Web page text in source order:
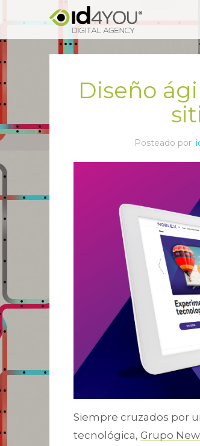
Diseño
Posteado por
Siempre cruzados por
tecnológica,Grupo